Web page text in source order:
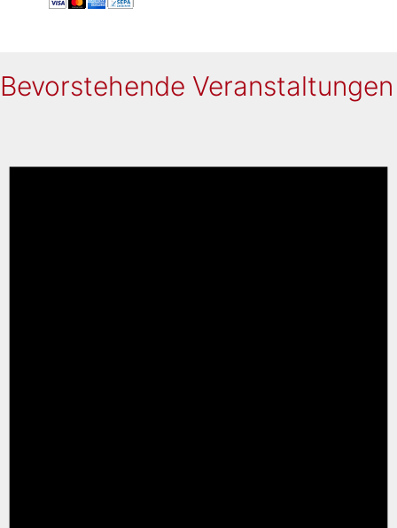
Bevorstehende Veranstaltungen